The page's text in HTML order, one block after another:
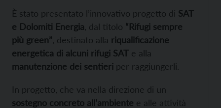
È stato presentato l’innovativo progetto di SAT
e Dolomiti Energia , dal titolo “Rifugi sempre
più green” , destinato alla riqualificazione
energetica di alcuni rifugi SAT e alla
manutenzione dei sentieri per raggiungerli.
In progetto, che va nella direzione di un
sostegno concreto all’ambiente e alle attività